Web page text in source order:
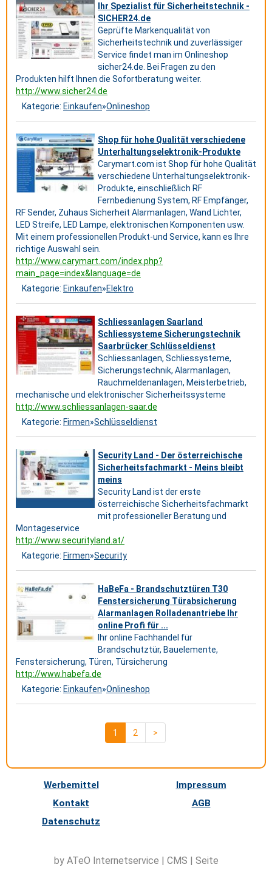
Ihr Spezialist für Sicherheitstechnik -
SICHER24.de
Geprüfte Markenqualität von
Sicherheitstechnik und zuverlässiger
Service findet man im Onlineshop
sicher24.de. Bei Fragen zu den
Produkten hilft Ihnen die Sofortberatung weiter.
http://www.sicher24.de
Kategorie: Einkaufen»Onlineshop
Shop für hohe Qualität verschiedene
Unterhaltungselektronik-Produkte
Carymart.com ist Shop für hohe Qualität
verschiedene Unterhaltungselektronik-
Produkte, einschließlich RF
Fernbedienung System, RF Empfänger,
RF Sender, Zuhaus Sicherheit Alarmanlagen, Wand Lichter,
LED Streife, LED Lampe, elektronischen Komponenten usw.
Mit einem professionellen Produkt-und Service, kann es Ihre
richtige Auswahl sein.
http://www.carymart.com/index.php?
main_page=index&language=de
Kategorie: Einkaufen»Elektro
Schliessanlagen Saarland
Schliessysteme Sicherungstechnik
Saarbrücker Schlüsseldienst
Schliessanlagen, Schliessysteme,
Sicherungstechnik, Alarmanlagen,
Rauchmeldenanlagen, Meisterbetrieb,
mechanische und elektronischer Sicherheitssysteme
http://www.schliessanlagen-saar.de
Kategorie: Firmen»Schlüsseldienst
Security Land - Der österreichische
Sicherheitsfachmarkt - Meins bleibt
meins
Security Land ist der erste
österreichische Sicherheitsfachmarkt
mit professioneller Beratung und
Montageservice
http://www.securityland.at/
Kategorie: Firmen»Security
HaBeFa - Brandschutztüren T30
Fenstersicherung Türabsicherung
Alarmanlagen Rolladenantriebe Ihr
online Profi für ...
Ihr online Fachhandel für
Brandschutztür, Bauelemente,
Fenstersicherung, Türen, Türsicherung
http://www.habefa.de
Kategorie: Einkaufen»Onlineshop
1 2 >
Werbemittel
Impressum
Kontakt
AGB
Datenschutz
by ATeO Internetservice | CMS | Seite